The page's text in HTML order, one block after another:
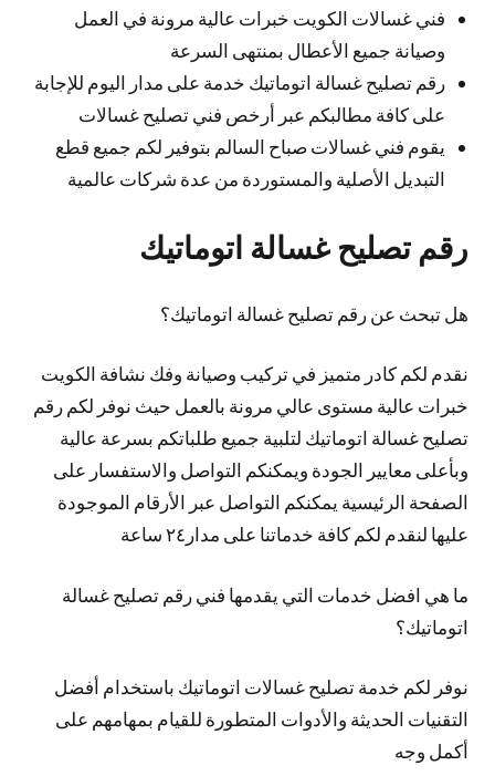
فني غسالات الكويت خبرات عالية مرونة في العمل
وصيانة جميع الأعطال بمنتهى السرعة
رقم تصليح غسالة اتوماتيك خدمة على مدار اليوم للإجابة
على كافة مطالبكم عبر أرخص فني تصليح غسالات
يقوم فني غسالات صباح السالم بتوفير لكم جميع قطع
التبديل الأصلية والمستوردة من عدة شركات عالمية
رقم تصليح غسالة اتوماتيك
هل تبحث عن رقم تصليح غسالة اتوماتيك؟
نقدم لكم كادر متميز في تركيب وصيانة وفك نشافة الكويت
خبرات عالية مستوى عالي مرونة بالعمل حيث نوفر لكم رقم
تصليح غسالة اتوماتيك لتلبية جميع طلباتكم بسرعة عالية
وبأعلى معايير الجودة ويمكنكم التواصل والاستفسار على
الصفحة الرئيسية يمكنكم التواصل عبر الأرقام الموجودة
عليها لنقدم لكم كافة خدماتنا على مدار٢٤ ساعة
ما هي افضل خدمات التي يقدمها فني رقم تصليح غسالة
اتوماتيك؟
نوفر لكم خدمة تصليح غسالات اتوماتيك باستخدام أفضل
التقنيات الحديثة والأدوات المتطورة للقيام بمهامهم على
أكمل وجه